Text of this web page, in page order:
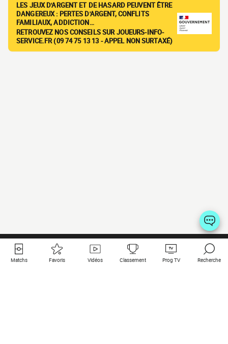
LES JEUX D'ARGENT ET DE HASARD PEUVENT ÊTRE
DANGEREUX : PERTES D'ARGENT, CONFLITS
FAMILIAUX, ADDICTION…
RETROUVEZ NOS CONSEILS SUR JOUEURS-INFO-
SERVICE.FR (09 74 75 13 13 - APPEL NON SURTAXÉ)
Matchs Favoris Vidéos Classement Prog TV Recherche